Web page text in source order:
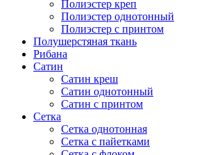
Полиэстер креп
Полиэстер однотонный
Полиэстер с принтом
Полушерстяная ткань
Рибана
Сатин
Сатин креш
Сатин однотонный
Сатин с принтом
Сетка
Сетка однотонная
Сетка с пайетками